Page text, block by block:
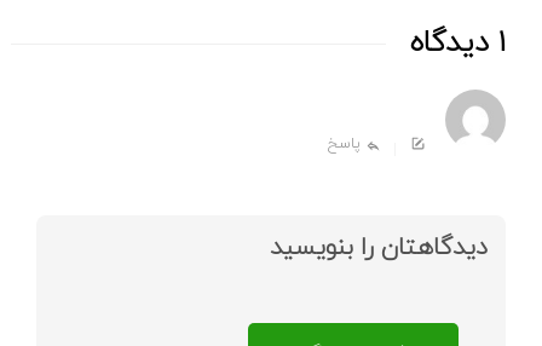
1 دیدگاه
پاسخ
دیدگاهتان را بنویسید